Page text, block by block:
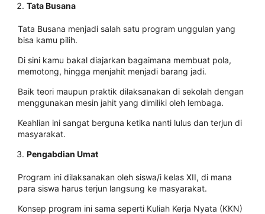
Tata Busana
Tata Busana menjadi salah satu program unggulan yang
bisa kamu pilih.
Di sini kamu bakal diajarkan bagaimana membuat pola,
memotong, hingga menjahit menjadi barang jadi.
Baik teori maupun praktik dilaksanakan di sekolah dengan
menggunakan mesin jahit yang dimiliki oleh lembaga.
Keahlian ini sangat berguna ketika nanti lulus dan terjun di
masyarakat.
Pengabdian Umat
Program ini dilaksanakan oleh siswa/i kelas XII, di mana
para siswa harus terjun langsung ke masyarakat.
Konsep program ini sama seperti Kuliah Kerja Nyata (KKN)